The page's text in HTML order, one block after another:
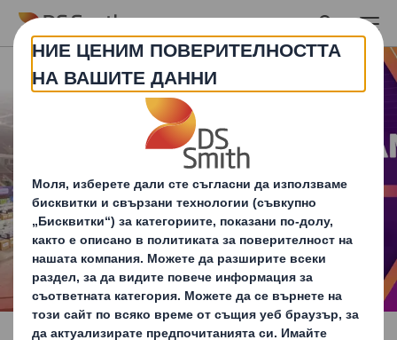
Skip to main content